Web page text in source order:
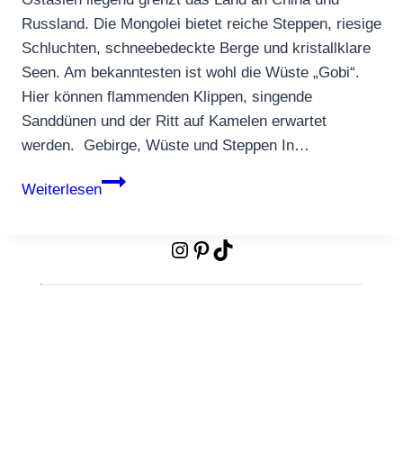
Russland. Die Mongolei bietet reiche Steppen, riesige
Schluchten, schneebedeckte Berge und kristallklare
Seen. Am bekanntesten ist wohl die Wüste „Gobi“.
Hier können flammenden Klippen, singende
Sanddünen und der Ritt auf Kamelen erwartet
werden. Gebirge, Wüste und Steppen In…
Weiterlesen
Mongolei
Instagram
Pinterest
TikTok